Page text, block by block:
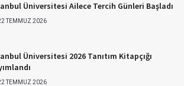
Üniversitesi Ailece Tercih Günleri Başladı
TEMMUZ 2026
Üniversitesi 2026 Tanıtım Kitapçığı
TEMMUZ 2026